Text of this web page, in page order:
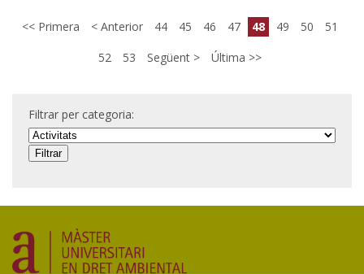
Primera Anterior 44 45 46 47 48 49 50
51
52
53 Següent Última
Filtrar per categoria: